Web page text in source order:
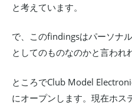
と考えています。
で、このfindingsはパーソナ
としてのものなのかと言われ
ところでClub Model
にオープンします。現在ホス